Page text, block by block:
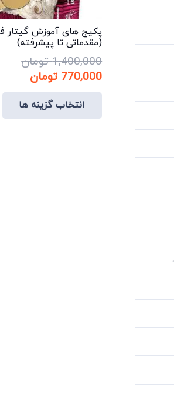
پکیج های آموزش گیتار
(مقدماتی تا پیشرفته)
1,400,000 تومان
قیمت
اصلی:
1,400,000 تومان
بود.
770,000 تومانقیمت
فعلی:
770,000انتخاب گزینه ها